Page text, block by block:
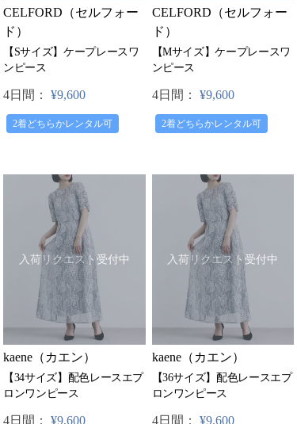
CELFORD（セルフォー
ド）
【Sサイズ】ケープレースワ
ンピース
4日間： ¥9,600
2着どちらかレンタル可
CELFORD（セルフォー
ド）
【Mサイズ】ケープレースワ
ンピース
4日間： ¥9,600
2着どちらかレンタル可
入荷リクエスト受付中
kaene（カエン）
【34サイズ】配色レースエプ
ロンワンピース
4日間： ¥9,600
入荷リクエスト受付中
kaene（カエン）
【36サイズ】配色レースエプ
ロンワンピース
4日間： ¥9,600